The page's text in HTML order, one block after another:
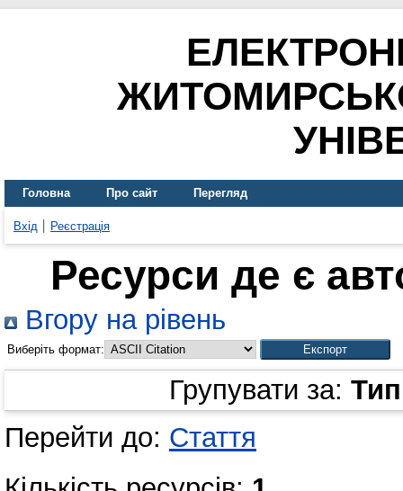
Головна Про сайт Перегляд
Вхід Реєстрація
Ресурси де є
Вгору на рівень
Виберіть формат:
Групувати за:
Перейти до: Стаття